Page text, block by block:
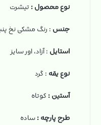
نوع محصول : تیشرت
جنس : رنگ مشکی نخ‌
استایل : آزاد، اور سایز
نوع یقه : گرد
آستین : کوتاه
طرح پارچه :ساده